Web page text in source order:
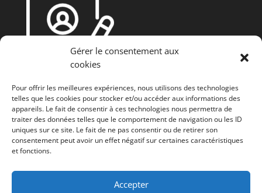
Gérer le consentement aux
cookies
Pour offrir les meilleures expériences, nous utilisons des technologies
telles que les cookies pour stocker et/ou accéder aux informations des
appareils. Le fait de consentir à ces technologies nous permettra de
traiter des données telles que le comportement de navigation ou les ID
uniques sur ce site. Le fait de ne pas consentir ou de retirer son
consentement peut avoir un effet négatif sur certaines caractéristiques
et fonctions.
Accepter
(FEADER) : L’Europe investit dans les zones rurales